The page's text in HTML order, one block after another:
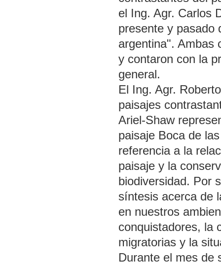
el Ing. Agr. Carlos
presente y pasado
argentina". Ambas
y contaron con la
general.
El Ing. Agr.
paisajes
Ariel-Shaw
paisaje Boca de
referencia a la
paisaje y la
biodiversidad. Por
síntesis acerca de
en nuestros
conquistadores, la
migratorias y la
Durante el mes de